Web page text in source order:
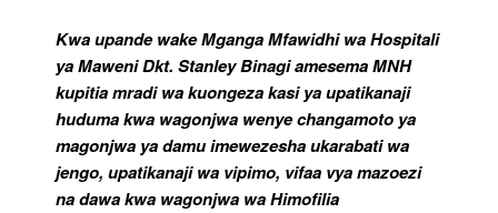
Kwa upande wake Mganga Mfawidhi wa Hospitali
ya Maweni Dkt. Stanley Binagi amesema MNH
kupitia mradi wa kuongeza kasi ya upatikanaji
huduma kwa wagonjwa wenye changamoto ya
magonjwa ya damu imewezesha ukarabati wa
jengo, upatikanaji wa vipimo, vifaa vya mazoezi
na dawa kwa wagonjwa wa Himofilia